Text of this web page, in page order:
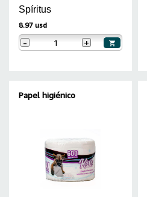
Spíritus
8.97 usd
- +
Papel higiénico